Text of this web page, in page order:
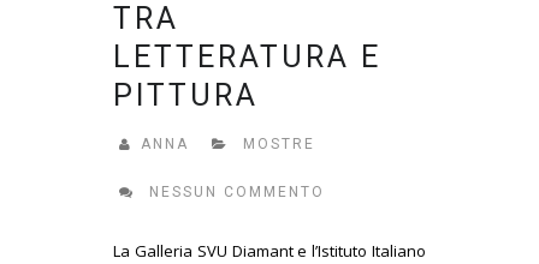
TRA
LETTERATURA E
PITTURA
ANNA MOSTRE
NESSUN COMMENTO
La Galleria SVU Diamant e l’Istituto Italiano